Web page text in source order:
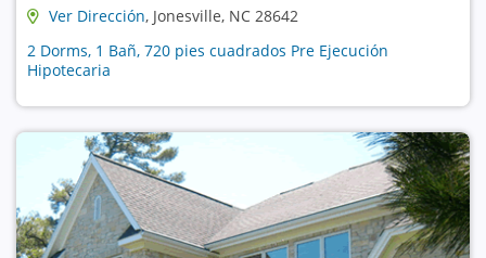
Ver Dirección, Jonesville, NC 28642
2 Dorms, 1 Bañ, 720 pies cuadrados Pre Ejecución
Hipotecaria